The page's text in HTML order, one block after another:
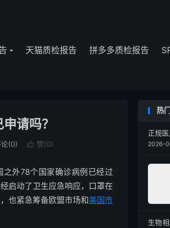
天猫质检报告 拼多多质检报告
请吗？
(0)  赞(0)
外78个国家确诊病例已经过
启动了卫生应急响应，口罩在
也紧急筹备欧盟市场和美国市
热
正规
2026-
生物